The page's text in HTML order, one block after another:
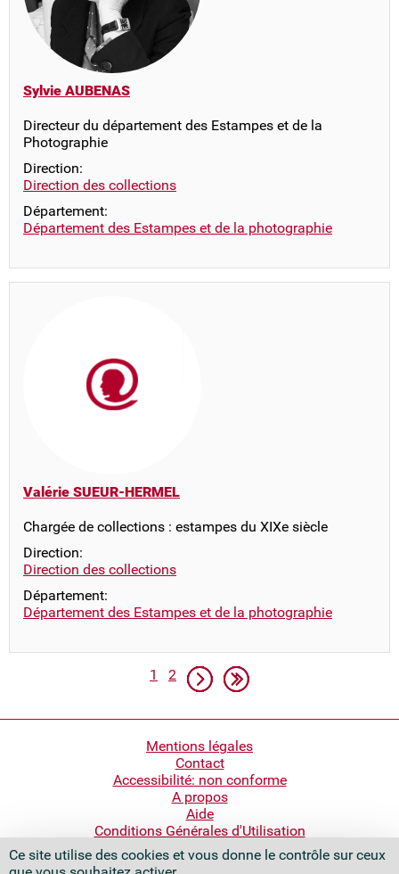
Ce site utilise des cookies et vous donne le contrôle sur ceux
Sylvie AUBENAS
Directeur du département des Estampes et de la
Photographie
Direction:
Direction des collections
Département:
Département des Estampes et de la photographie
Valérie SUEUR-HERMEL
Chargée de collections : estampes du XIXe siècle
Direction:
Direction des collections
Département:
Département des Estampes et de la photographie
Pagination
Page
1 Page
2 Page suivante
Dernière page
Mentions légales
Contact
Accessibilité: non conforme
A propos
Aide
Conditions Générales d'Utilisation
Bibliothèque nationale de France